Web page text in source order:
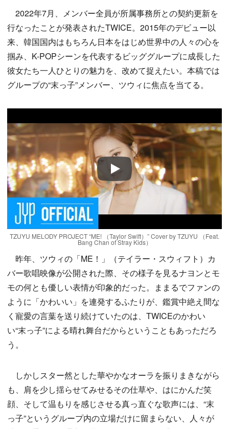
2022年7月、メンバー全員が所属事務所との契約更新を
行なったことが発表されたTWICE。2015年のデビュー以
来、韓国国内はもちろん日本をはじめ世界中の人々の心を
掴み、K-POPシーンを代表するビッググループに成長した
彼女たち一人ひとりの魅力を、改めて捉えたい。本稿では
グループの“末っ子”メンバー、ツウィに焦点を当てる。
Play
TZUYU MELODY PROJECT “ME! （Taylor Swift）” Cover by TZUYU （Feat.
Bang Chan of Stray Kids）
昨年、ツウィの「ME！」（テイラー・スウィフト）カ
バー歌唱映像が公開された際、その様子を見るナヨンとモ
モの何とも優しい表情が印象的だった。ままるでファンの
ように「かわいい」を連発するふたりが、鑑賞中絶え間な
く寵愛の言葉を送り続けていたのは、TWICEのかわい
い“末っ子”による晴れ舞台だからということもあっただろ
う。
しかしスター然とした華やかなオーラを振りまきながら
も、肩を少し揺らせてみせるその仕草や、はにかんだ笑
顔、そして温もりを感じさせる真っ直ぐな歌声には、“末
っ子”というグループ内の立場だけに留まらない、人々が